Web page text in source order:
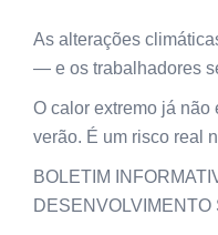
As alterações
— e os trabalhadores
O calor extremo já não
verão. É um risco real
BOLETIM